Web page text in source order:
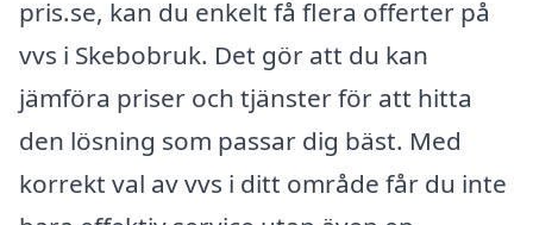
pris.se, kan du enkelt få flera offerter på
vvs i Skebobruk. Det gör att du kan
jämföra priser och tjänster för att hitta
den lösning som passar dig bäst. Med
korrekt val av vvs i ditt område får du inte